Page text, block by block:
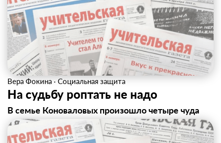
Вера Фокина · Социальная защита
На судьбу роптать не надо
В семье Коноваловых произошло четыре чуда